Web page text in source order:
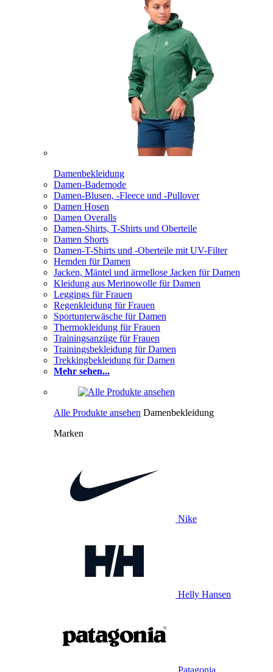
Damenbekleidung
Damen-Bademode
Damen-Blusen, -Fleece und -Pullover
Damen Hosen
Damen Overalls
Damen-Shirts, T-Shirts und Oberteile
Damen Shorts
Damen-T-Shirts und -Oberteile mit UV-Filter
Hemden für Damen
Jacken, Mäntel und ärmellose Jacken für Damen
Kleidung aus Merinowolle für Damen
Leggings für Frauen
Regenkleidung für Frauen
Sportunterwäsche für Damen
Thermokleidung für Frauen
Trainingsanzüge für Frauen
Trainingsbekleidung für Damen
Trekkingbekleidung für Damen
Mehr sehen...
Alle Produkte ansehen Damenbekleidung
Marken
Nike
Helly Hansen
Patagonia